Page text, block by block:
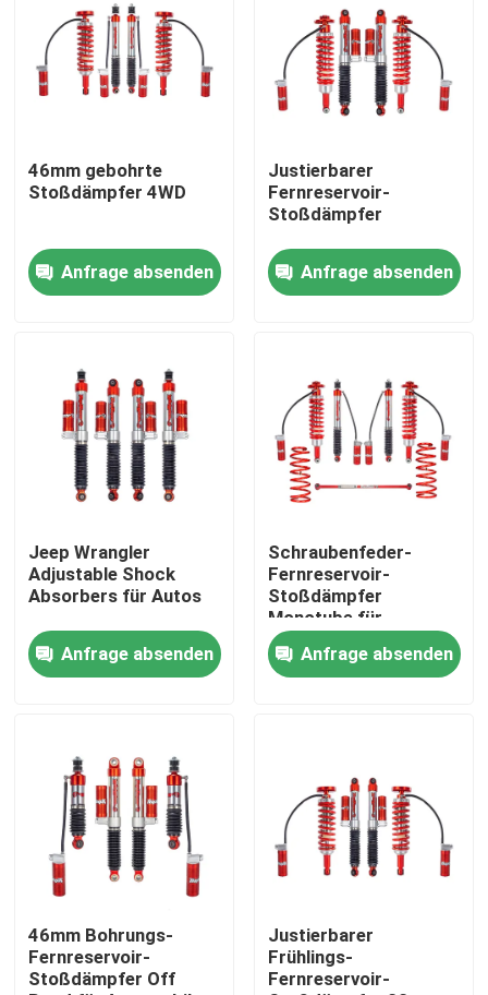
Produkte
Über uns
Werksbesichtigung
Qualitätskontrolle
Neuigkeiten
Bitte um ein Angebot
Schaum-Zellstoßdämpfer
46mm gebohrte
Stoßdämpfer 4WD
Anfrage absenden
Justierbarer
Fernreservoir-
Stoßdämpfer
Anfrage absenden
Jeep Wrangler
Adjustable Shock
Absorbers für Autos
Anfrage absenden
Schraubenfeder-
Fernreservoir-
Stoßdämpfer
Monotube für
TOYOTA Proda 120
Anfrage absenden
46mm Bohrungs-
Fernreservoir-
Stoßdämpfer Off
Justierbarer
Frühlings-
Fernreservoir-